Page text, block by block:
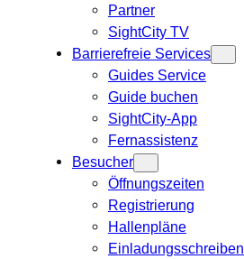
Partner
SightCity TV
Barrierefreie Services
Guides Service
Guide buchen
SightCity-App
Fernassistenz
Besucher
Öffnungszeiten
Registrierung
Hallenpläne
Einladungsschreiben